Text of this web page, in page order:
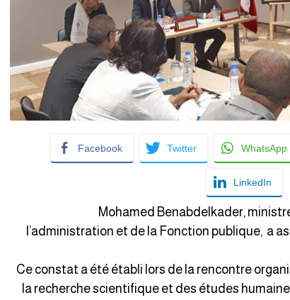
Facebook Twitter WhatsApp
LinkedIn
Mohamed Benabdelkader,
l’administration et de la Fonction publique, a
Ce constat a été établi lors de la rencontre
la recherche scientifique et des études